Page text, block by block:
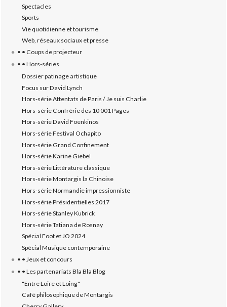
Spectacles
Sports
Vie quotidienne et tourisme
Web, réseaux sociaux et presse
• • Coups de projecteur
• • Hors-séries
Dossier patinage artistique
Focus sur David Lynch
Hors-série Attentats de Paris / Je suis Charlie
Hors-série Confrérie des 10 001 Pages
Hors-série David Foenkinos
Hors-série Festival Ochapito
Hors-série Grand Confinement
Hors-série Karine Giebel
Hors-série Littérature classique
Hors-série Montargis la Chinoise
Hors-série Normandie impressionniste
Hors-série Présidentielles 2017
Hors-série Stanley Kubrick
Hors-série Tatiana de Rosnay
Spécial Foot et JO 2024
Spécial Musique contemporaine
• • Jeux et concours
• • Les partenariats Bla Bla Blog
"Entre Loire et Loing"
Café philosophique de Montargis